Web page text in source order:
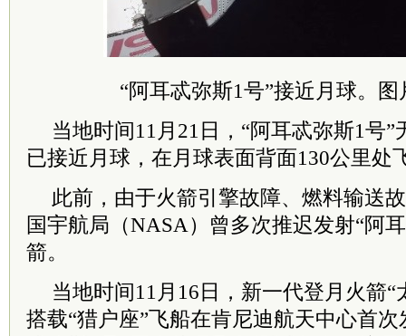
“阿耳忒弥斯1号”接近月球。
当地时间11月21日，“阿耳忒弥斯1号
已接近月球，在月球表面背面130公里处
此前，由于火箭引擎故障、燃料输送
国宇航局（NASA）曾多次推迟发射“阿
箭。
当地时间11月16日，新一代登月火箭“
搭载“猎户座”飞船在肯尼迪航天中心首